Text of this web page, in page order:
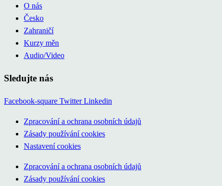
O nás
Česko
Zahraničí
Kurzy měn
Audio/Video
Sledujte nás
Facebook-square Twitter Linkedin
Zpracování a ochrana osobních údajů
Zásady používání cookies
Nastavení cookies
Zpracování a ochrana osobních údajů
Zásady používání cookies